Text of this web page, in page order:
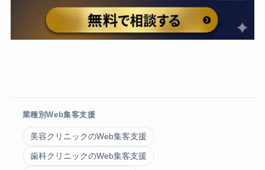
業種別Web集客支援
美容クリニックのWeb集客支援
歯科クリニックのWeb集客支援